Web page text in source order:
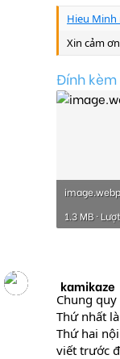
Hieu Minh
Xin cảm
Đính kèm
image.webp
1.3 MB ·
kamikaze
Chung
Thứ nhất
Thứ hai
viết trước